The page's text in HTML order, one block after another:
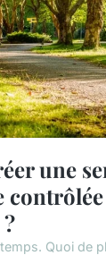
une
Quoi de